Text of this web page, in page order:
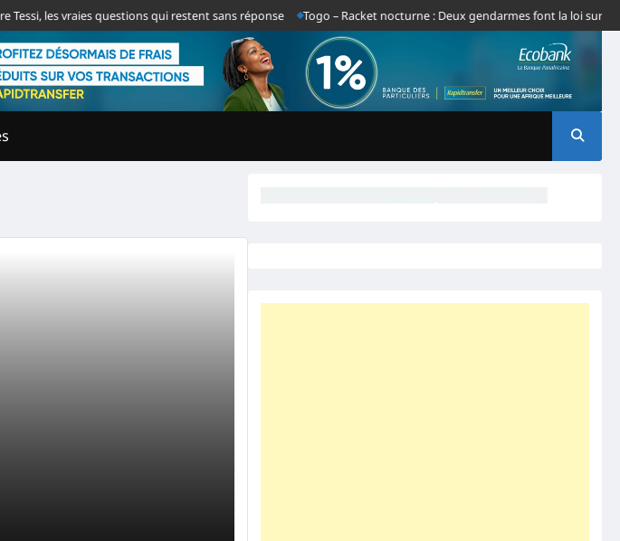
les vraies questions qui restent sans réponse Togo – Racket nocturne : Deux gendarmes font la loi sur le